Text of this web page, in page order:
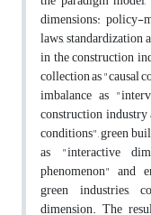
dimensions:
laws,
in the construction
collection as "causal
imbalance as
construction
conditions", green
as "interactive
phenomenon" and
green industries,
dimension. The